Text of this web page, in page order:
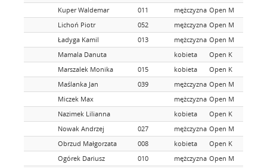
Kuper Waldemar
011 mężczyzna Open M
Lichoń Piotr
052 mężczyzna Open M
Ładyga Kamil
013 mężczyzna Open M
Mamala Danuta
kobieta
Open K
Marszalek Monika
015 kobieta
Open K
Maślanka Jan
039 mężczyzna Open M
Miczek Max
mężczyzna Open M
Nazimek Lilianna
kobieta
Open K
Nowak Andrzej
027 mężczyzna Open M
Obrzud Małgorzata
008 kobieta
Open K
Ogórek Dariusz
010 mężczyzna Open M